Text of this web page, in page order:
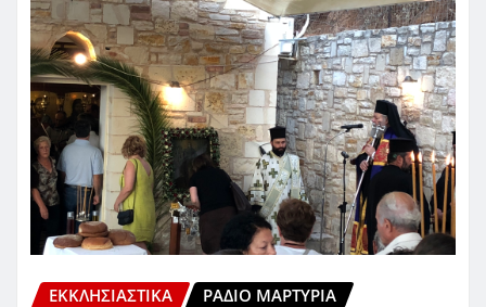
ΕΚΚΛΗΣΙΑΣΤΙΚΆ ΡΆΔΙΟ ΜΑΡΤΥΡΊΑ